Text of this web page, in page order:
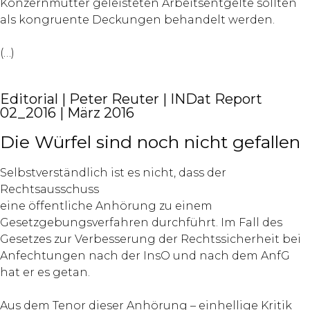
Konzernmutter geleisteten Arbeitsentgelte sollten
als kongruente Deckungen behandelt werden.
(…)
Editorial | Peter Reuter | INDat Report
02_2016 | März 2016
Die Würfel sind noch nicht gefallen
Selbstverständlich ist es nicht, dass der
Rechtsausschuss
eine öffentliche Anhörung zu einem
Gesetzgebungsverfahren durchführt. Im Fall des
Gesetzes zur Verbesserung der Rechtssicherheit bei
Anfechtungen nach der InsO und nach dem AnfG
hat er es getan.
Aus dem Tenor dieser Anhörung – einhellige Kritik